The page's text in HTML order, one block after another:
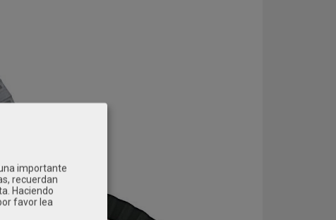
importante
recuerdan
Haciendo
favor lea